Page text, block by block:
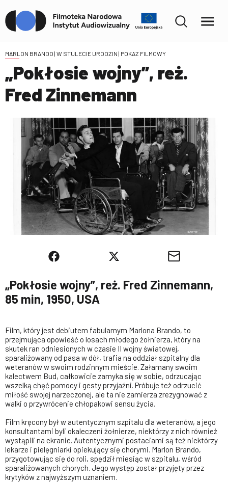
MARLON BRANDO | W STULECIE URODZIN | POKAZ FILMOWY
„Pokłosie wojny”, reż.
Fred Zinnemann
„Pokłosie wojny”, reż. Fred Zinnemann,
85 min, 1950, USA
Film, który jest debiutem fabularnym Marlona Brando, to
przejmująca opowieść o losach młodego żołnierza, który na
skutek ran odniesionych w czasie II wojny światowej,
sparaliżowany od pasa w dół, trafia na oddział szpitalny dla
weteranów w swoim rodzinnym mieście. Załamany swoim
kalectwem Bud, całkowicie zamyka się w sobie, odrzucając
wszelką chęć pomocy i gesty przyjaźni. Próbuje też odrzucić
miłość swojej narzeczonej, ale ta nie zamierza zrezygnować z
walki o przywrócenie chłopakowi sensu życia.
Film kręcony był w autentycznym szpitalu dla weteranów, a jego
konsultantami byli okaleczeni żołnierze, niektórzy z nich również
wystąpili na ekranie. Autentycznymi postaciami są też niektórzy
lekarze i pielęgniarki opiekujący się chorymi. Marlon Brando,
przygotowując się do roli, spędził miesiąc w szpitalu, wśród
sparaliżowanych chorych. Jego występ został przyjęty przez
krytyków z najwyższym uznaniem.